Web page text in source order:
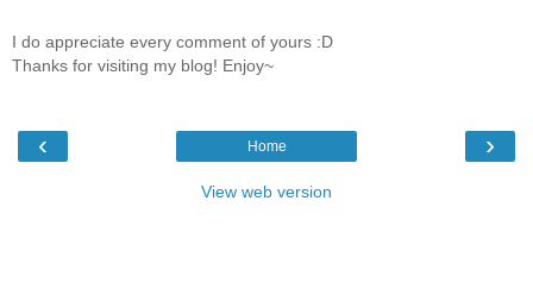
I do appreciate every comment of yours :D
Thanks for visiting my blog! Enjoy~
‹ ›
Home
View web version